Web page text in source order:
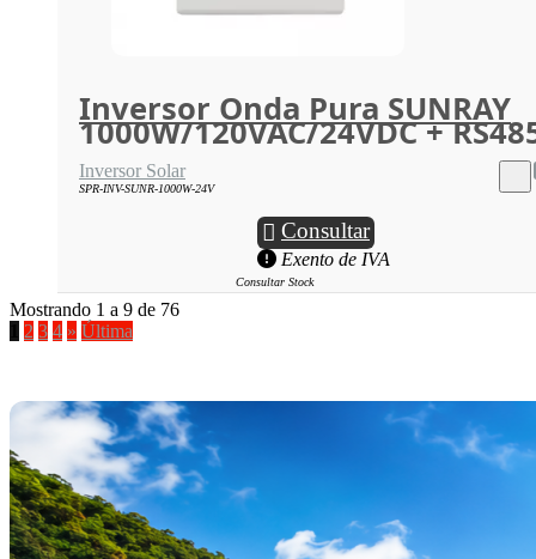
Inversor Onda Pura SUNRAY
1000W/120VAC/24VDC +
Inversor Solar
SPR-INV-SUNR-1000W-24V
Consultar
Exento de IVA
Consultar Stock
Mostrando 1 a 9 de 76
2 3 4 » Última